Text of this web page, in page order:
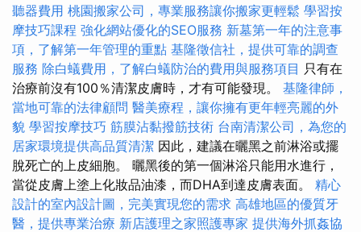
聽器費用 桃園搬家公司，專業服務讓你搬家更輕鬆 學習按
摩技巧課程 強化網站優化的SEO服務 新墓第一年的注意事
項，了解第一年管理的重點 基隆徵信社，提供可靠的調查
服務 除白蟻費用，了解白蟻防治的費用與服務項目 只有在
治療前沒有100％清潔皮膚時，才有可能發現。 基隆律師，
當地可靠的法律顧問 醫美療程，讓你擁有更年輕亮麗的外
貌 學習按摩技巧 筋膜沾黏撥筋技術 台南清潔公司，為您的
居家環境提供高品質清潔 因此，建議在曬黑之前淋浴或擺
脫死亡的上皮細胞。 曬黑後的第一個淋浴只能用水進行，
當從皮膚上塗上化妝品油漆，而DHA到達皮膚表面。 精心
設計的室內設計圖，完美實現您的需求 高雄地區的優質牙
醫，提供專業治療 新店護理之家照護專家 提供海外抓姦協